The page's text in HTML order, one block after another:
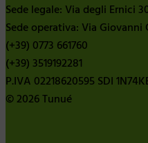
Sede legale: Via degli Ernici
Sede operativa: Via
(+39) 0773 661760
(+39) 3519192281
P.IVA 02218620595 SDI
© 2026 Tunué